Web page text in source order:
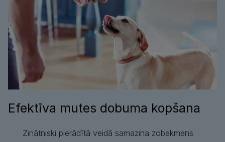
Efektīva mutes dobuma kopšana
Zinātniski pierādītā veidā samazina zobakmens